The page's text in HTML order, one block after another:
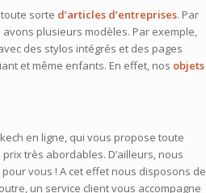
sorte d’articles d’entreprises. Par
plusieurs modèles. Par exemple,
avec des stylos intégrés et des pages
et même enfants. En effet, nos objets
en ligne, qui vous propose toute
très abordables. D’ailleurs, nous
vous ! A cet effet nous disposons de
un service client vous accompagne